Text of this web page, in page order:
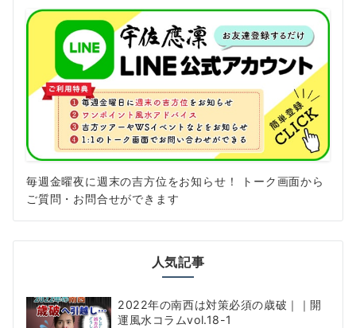
毎週金曜夜に週末の吉方位をお知らせ！ トーク画面から
ご質問・お問合せができます
人気記事
2022年の南西は対策必須の歳破｜｜開
運風水コラムvol.18-1